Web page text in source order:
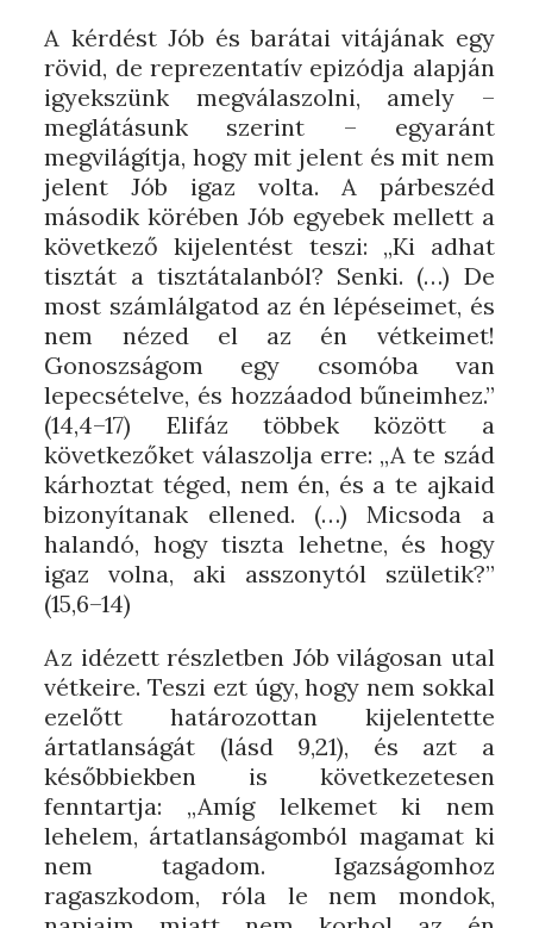
A kérdést Jób és barátai vitájának egy
rövid, de reprezentatív epizódja alapján
igyekszünk megválaszolni, amely –
meglátásunk szerint – egyaránt
megvilágítja, hogy mit jelent és mit nem
jelent Jób igaz volta. A párbeszéd
második körében Jób egyebek mellett a
következő kijelentést teszi: „Ki adhat
tisztát a tisztátalanból? Senki. (…) De
most számlálgatod az én lépéseimet, és
nem nézed el az én vétkeimet!
Gonoszságom egy csomóba van
lepecsételve, és hozzáadod bűneimhez.”
(14,4–17) Elifáz többek között a
következőket válaszolja erre: „A te szád
kárhoztat téged, nem én, és a te ajkaid
bizonyítanak ellened. (…) Micsoda a
halandó, hogy tiszta lehetne, és hogy
igaz volna, aki asszonytól születik?”
(15,6–14)
Az idézett részletben Jób világosan utal
vétkeire. Teszi ezt úgy, hogy nem sokkal
ezelőtt határozottan kijelentette
ártatlanságát (lásd 9,21), és azt a
későbbiekben is következetesen
fenntartja: „Amíg lelkemet ki nem
lehelem, ártatlanságomból magamat ki
nem tagadom. Igazságomhoz
ragaszkodom, róla le nem mondok,